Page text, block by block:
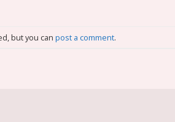
but you can post a comment.